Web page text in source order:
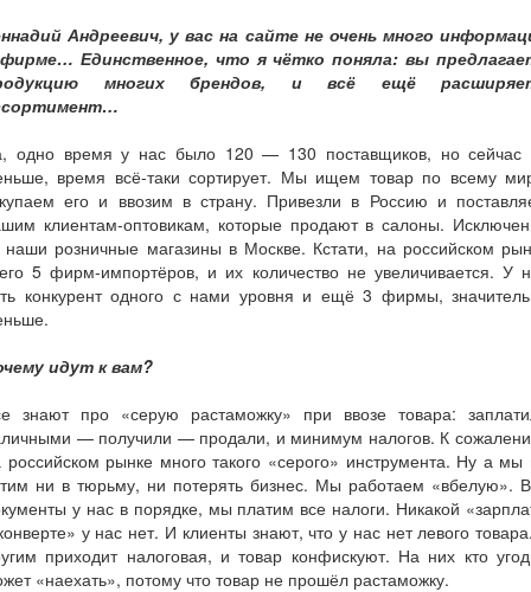
Андреевич, у вас на сайте не очень много
Единственное, что я чётко поняла: вы
многих брендов, и всё ещё
одно время у нас было 120 — 130 поставщиков, но сейчас
время всё-таки сортирует. Мы ищем товар по всему
его и ввозим в страну. Привезли в Россию и
клиентам-оптовикам, которые продают в салоны.
розничные магазины в Москве. Кстати, на российском
5 фирм-импортёров, и их количество не увеличивается. У
конкурент одного с нами уровня и ещё 3 фирмы,
идут к вам?
знают про «серую растаможку» при ввозе товара:
— получили — продали, и минимум налогов. К
российском рынке много такого «серого» инструмента. Ну а мы
ни в тюрьму, ни потерять бизнес. Мы работаем «вбелую».
у нас в порядке, мы платим все налоги. Никакой
у нас нет. И клиенты знают, что у нас нет левого
приходит налоговая, и товар конфискуют. На них кто
«наехать», потому что товар не прошёл растаможку.